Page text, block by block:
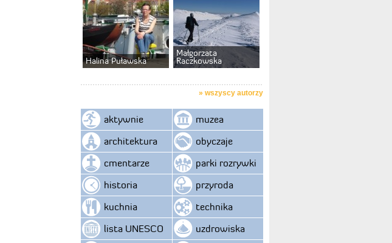
Halina Puławska
Małgorzata
Raczkowska
» wszyscy autorzy
aktywnie
architektura
cmentarze
historia
kuchnia
lista UNESCO
muzea
obyczaje
parki rozrywki
przyroda
technika
uzdrowiska